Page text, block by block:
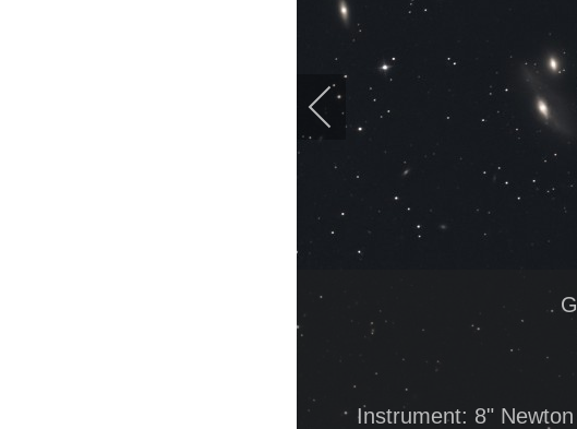
Instrument: 8"